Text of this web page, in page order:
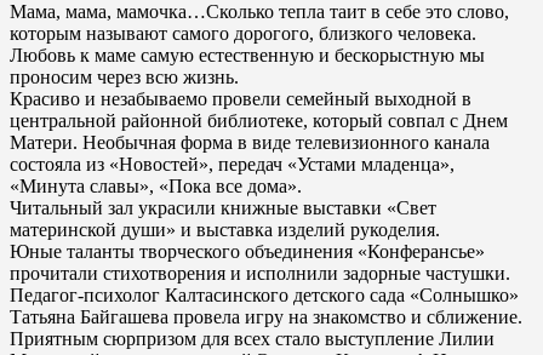
Мама, мама, мамочка…Сколько тепла таит в себе это слово,
которым называют самого дорогого, близкого человека.
Любовь к маме самую естественную и бескорыстную мы
проносим через всю жизнь.
Красиво и незабываемо провели семейный выходной в
центральной районной библиотеке, который совпал с Днем
Матери. Необычная форма в виде телевизионного канала
состояла из «Новостей», передач «Устами младенца»,
«Минута славы», «Пока все дома».
Читальный зал украсили книжные выставки «Свет
материнской души» и выставка изделий рукоделия.
Юные таланты творческого объединения «Конферансье»
прочитали стихотворения и исполнили задорные частушки.
Педагог-психолог Калтасинского детского сада «Солнышко»
Татьяна Байгашева провела игру на знакомство и сближение.
Приятным сюрпризом для всех стало выступление Лилии